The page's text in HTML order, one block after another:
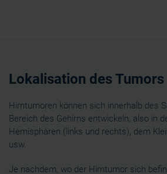
Lokalisation des Tumors
Hirntumoren können sich innerhalb des
Bereich des Gehirns entwickeln, also in
Hemisphären (links und rechts), dem
usw.
Je nachdem, wo der Hirntumor sich